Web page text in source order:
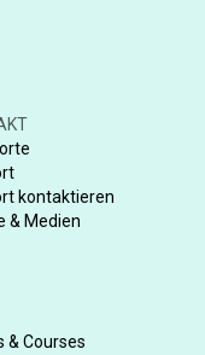
kontaktieren
& Medien
& Courses